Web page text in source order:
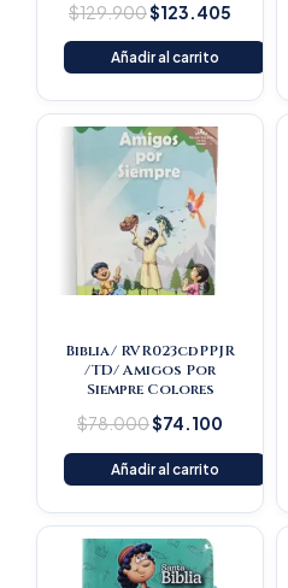
$129.900$123.405
Añadir al carrito
Biblia/ RVR023cdPPJR
/TD/ Amigos Por
Siempre Colores
$78.000
Original
price
was:
$78.000.
$74.100
Current
Añadir al carrito
Original
price
was:
Current